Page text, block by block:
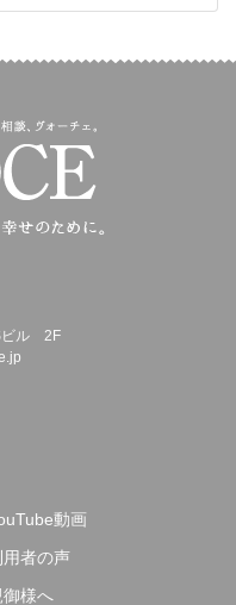
ビル 2F
動画
用者の声
御様へ